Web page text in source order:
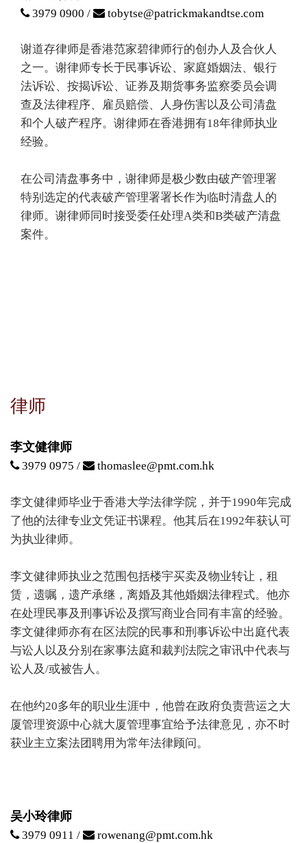
3979 0900 / tobytse@patrickmakandtse.com
谢道存律师是香港范家碧律师行的创办人及合伙人
之一。谢律师专长于民事诉讼、家庭婚姻法、银行
法诉讼、按揭诉讼、证券及期货事务监察委员会调
查及法律程序、雇员赔偿、人身伤害以及公司清盘
和个人破产程序。谢律师在香港拥有18年律师执业
经验。
在公司清盘事务中，谢律师是极少数由破产管理署
特别选定的代表破产管理署署长作为临时清盘人的
律师。谢律师同时接受委任处理A类和B类破产清盘
案件。
律师
李文健律师
3979 0975 / thomaslee@pmt.com.hk
李文健律师毕业于香港大学法律学院，并于1990年完成
了他的法律专业文凭证书课程。他其后在1992年获认可
为执业律师。
李文健律师执业之范围包括楼宇买卖及物业转让，租
赁，遗嘱，遗产承继，离婚及其他婚姻法律程式。他亦
在处理民事及刑事诉讼及撰写商业合同有丰富的经验。
李文健律师亦有在区法院的民事和刑事诉讼中出庭代表
与讼人以及分别在家事法庭和裁判法院之审讯中代表与
讼人及/或被告人。
在他约20多年的职业生涯中，他曾在政府负责营运之大
厦管理资源中心就大厦管理事宜给予法律意见，亦不时
获业主立案法团聘用为常年法律顾问。
吴小玲律师
3979 0911 / rowenang@pmt.com.hk